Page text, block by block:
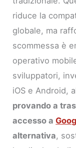
riduce la
globale, ma
scommessa è
operativo
sviluppatori,
iOS e Android,
provando a
accesso a
alternativa,